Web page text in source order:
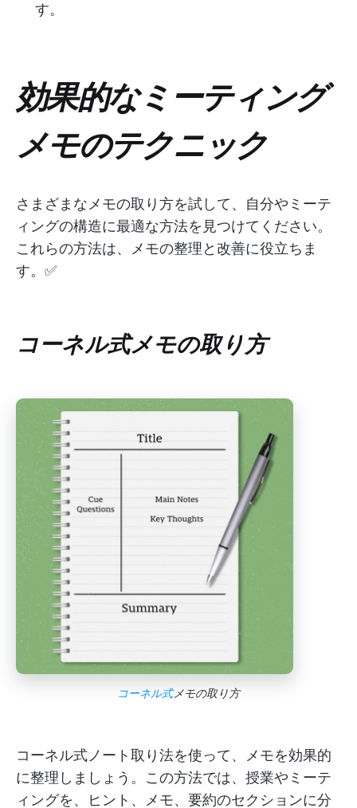
す。
効果的なミーティング
メモのテクニック
さまざまなメモの取り方を試して、自分やミーテ
ィングの構造に最適な方法を見つけてください。
これらの方法は、メモの整理と改善に役立ちま
す。✅
コーネル式メモの取り方
コーネル式メモの取り方
コーネル式ノート取り法を使って、メモを効果的
に整理しましょう。この方法では、授業やミーテ
ィングを、ヒント、メモ、要約のセクションに分